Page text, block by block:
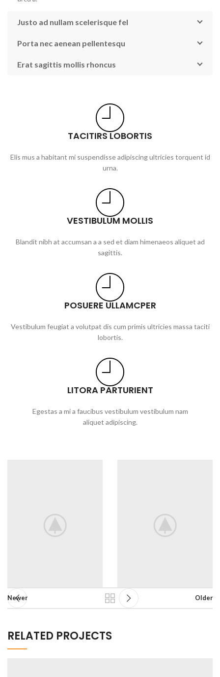
Justo ad nullam scelerisque fel
Porta nec aenean pellentesqu
Erat sagittis mollis rhoncus
TACITIRS LOBORTIS
Elis mus a habitant mi suspendisse adipiscing ultricies torquent id
urna.
VESTIBULUM MOLLIS
Blandit nibh at accumsan a a sed et diam himenaeos aliquet ad
sagittis.
POSUERE ULLAMCPER
Vestibulum feugiat a volutpat dis cum primis ultricies massa taciti
lobortis.
LITORA PARTURIENT
Egestas a mi a faucibus vestibulum vestibulum nam
aliquet adipiscing.
Newer Older
RELATED PROJECTS